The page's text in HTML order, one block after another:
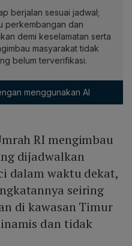
berjalan sesuai jadwal;
perkembangan dan
demi keselamatan serta
masyarakat tidak
belum terverifikasi.
menggunakan AI
RI mengimbau
dijadwalkan
dalam waktu dekat,
seiring
di kawasan Timur
dan tidak